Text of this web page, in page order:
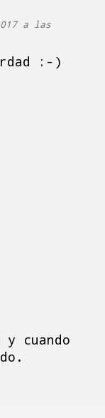
a las
:-)
y cuando